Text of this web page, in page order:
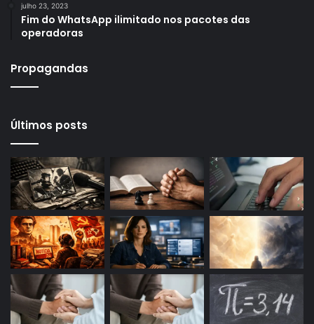
julho 23, 2023
Fim do WhatsApp ilimitado nos pacotes das
operadoras
Propagandas
Últimos posts